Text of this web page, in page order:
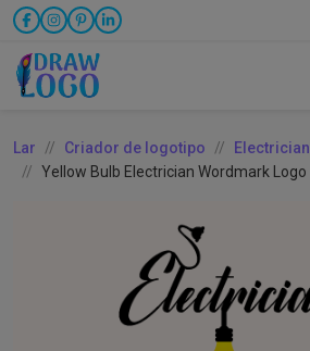
Lar Criador de logotipo
Electrician
Yellow Bulb Electrician Wordmark Logo